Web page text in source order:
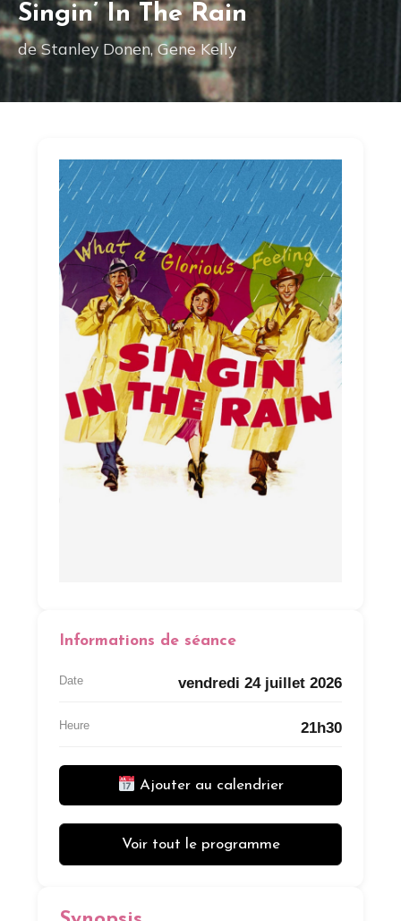
Singin’ In The Rain
de Stanley Donen, Gene Kelly
Informations de séance
Date vendredi 24 juillet 2026
Heure 21h30
Ajouter au calendrier
Voir tout le programme